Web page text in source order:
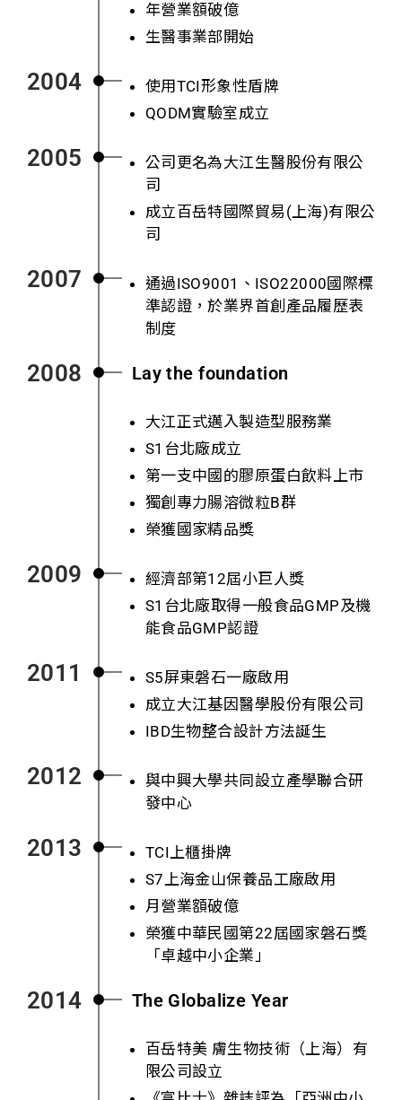
年營業額破億
生醫事業部開始
2004
使用TCI形象性盾牌
QODM實驗室成立
2005
公司更名為大江生醫股份有限公
司
成立百岳特國際貿易(上海)有限公
司
2007 通過ISO9001、ISO22000國際標
準認證，於業界首創產品履歷表
制度
2008 Lay the foundation
大江正式邁入製造型服務業
S1台北廠成立
第一支中國的膠原蛋白飲料上市
獨創專力腸溶微粒B群
榮獲國家精品獎
2009
經濟部第12屆小巨人獎
S1台北廠取得一般食品GMP及機
能食品GMP認證
2011
S5屏東磐石一廠啟用
成立大江基因醫學股份有限公司
IBD生物整合設計方法誕生
2012
與中興大學共同設立產學聯合研
發中心
2013
TCI上櫃掛牌
S7上海金山保養品工廠啟用
月營業額破億
榮獲中華民國第22屆國家磐石獎
「卓越中小企業」
2014 The Globalize Year
百岳特美 膚生物技術（上海）有
限公司設立